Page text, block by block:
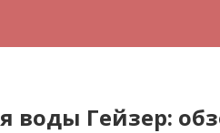
воды Гейзер: